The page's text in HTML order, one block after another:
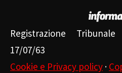
Registrazione
17/07/63
Cookie e Privacy policy ·